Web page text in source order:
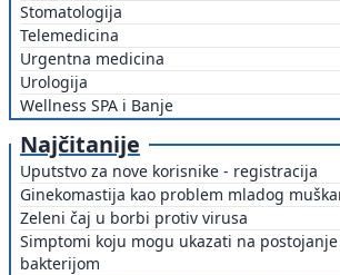
Stomatologija
Telemedicina
Urgentna medicina
Urologija
Wellness SPA i Banje
Najčitanije
Uputstvo za nove korisnike - registracija
Ginekomastija kao problem mladog
Zeleni čaj u borbi protiv virusa
Simptomi koju mogu ukazati na
bakterijom